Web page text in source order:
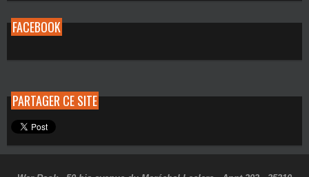
FACEBOOK
PARTAGER CE SITE